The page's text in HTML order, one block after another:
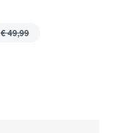
€ 49,99